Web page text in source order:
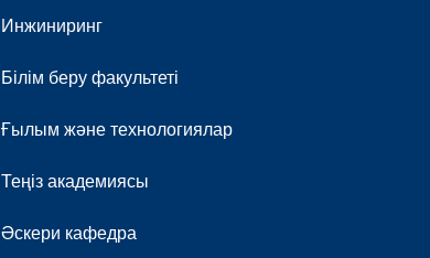
Инжиниринг
Білім беру факультеті
Ғылым және технологиялар
Теңіз академиясы
Әскери кафедра